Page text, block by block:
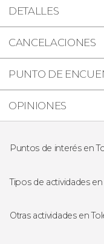
DETALLES
CANCELACIONES
PUNTO DE
OPINIONES
Puntos de interés en
Sinagoga de
Mezquita del
Tipos de actividades
Entradas en
Otras actividades en